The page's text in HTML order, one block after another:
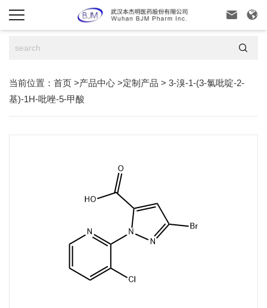
 

当前位置： 首页 >产品中心 >定制产品 > 3-溴-1-(3-氯吡啶-2-
基)-1H-吡唑-5-甲酸